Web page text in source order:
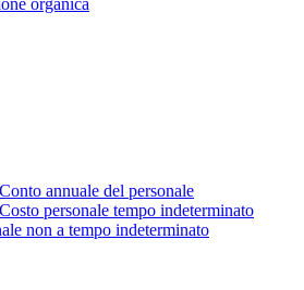
organica
Conto annuale del personale
Costo personale tempo indeterminato
non a tempo indeterminato